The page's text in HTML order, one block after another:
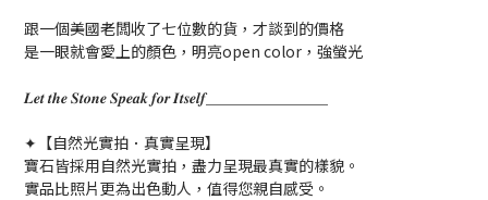
跟一個美國老闆收了七位數的貨，才談到的價格
是一眼就會愛上的顏色，明亮open color，強螢光
𝑳𝒆𝒕 𝒕𝒉𝒆 𝑺𝒕𝒐𝒏𝒆 𝑺𝒑𝒆𝒂𝒌 𝒇𝒐𝒓 𝑰𝒕𝒔𝒆𝒍𝒇＿＿＿＿＿＿＿＿
✦【自然光實拍．真實呈現】
寶石皆採用自然光實拍，盡力呈現最真實的樣貌。
實品比照片更為出色動人，值得您親自感受。